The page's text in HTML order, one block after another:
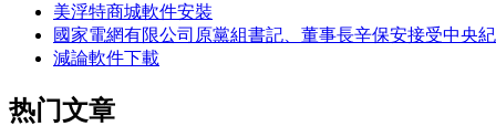
美浮特商城軟件安裝
國家電網有限公司原黨組書記、董事長辛保安接受中央
減論軟件下載
热门文章